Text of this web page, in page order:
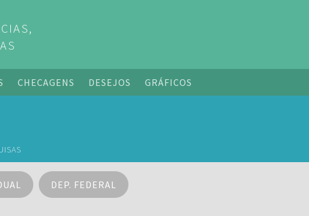
CHECAGENS DESEJOS GRÁFICOS
DEP. FEDERAL